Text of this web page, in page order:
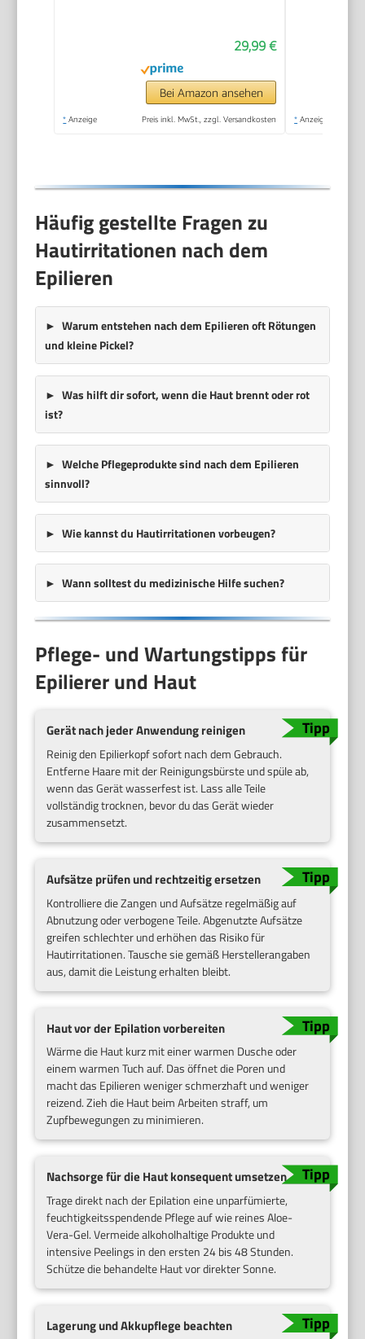
29,99 €
Bei Amazon ansehen
* Anzeige Preis inkl. MwSt., zzgl. Versandkosten * Anzeige
Häufig gestellte Fragen zu
Hautirritationen nach dem
Epilieren
Warum entstehen nach dem Epilieren oft Rötungen
und kleine Pickel?
Was hilft dir sofort, wenn die Haut brennt oder rot
ist?
Welche Pflegeprodukte sind nach dem Epilieren
sinnvoll?
Wie kannst du Hautirritationen vorbeugen?
Wann solltest du medizinische Hilfe suchen?
Pflege- und Wartungstipps für
Epilierer und Haut
Gerät nach jeder Anwendung reinigen
Reinig den Epilierkopf sofort nach dem Gebrauch.
Entferne Haare mit der Reinigungsbürste und spüle ab,
wenn das Gerät wasserfest ist. Lass alle Teile
vollständig trocknen, bevor du das Gerät wieder
zusammensetzt.
Aufsätze prüfen und rechtzeitig ersetzen
Kontrolliere die Zangen und Aufsätze regelmäßig auf
Abnutzung oder verbogene Teile. Abgenutzte Aufsätze
greifen schlechter und erhöhen das Risiko für
Hautirritationen. Tausche sie gemäß Herstellerangaben
aus, damit die Leistung erhalten bleibt.
Haut vor der Epilation vorbereiten
Wärme die Haut kurz mit einer warmen Dusche oder
einem warmen Tuch auf. Das öffnet die Poren und
macht das Epilieren weniger schmerzhaft und weniger
reizend. Zieh die Haut beim Arbeiten straff, um
Zupfbewegungen zu minimieren.
Nachsorge für die Haut konsequent umsetzen
Trage direkt nach der Epilation eine unparfümierte,
feuchtigkeitsspendende Pflege auf wie reines Aloe-
Vera-Gel. Vermeide alkoholhaltige Produkte und
intensive Peelings in den ersten 24 bis 48 Stunden.
Schütze die behandelte Haut vor direkter Sonne.
Lagerung und Akkupflege beachten